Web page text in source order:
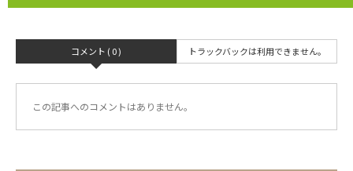
コメント ( 0 ) トラックバックは利用できません。
この記事へのコメントはありません。